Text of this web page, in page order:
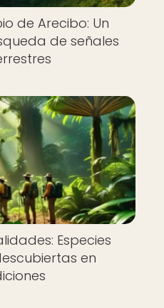
de Arecibo: Un
de señales
Especies
en